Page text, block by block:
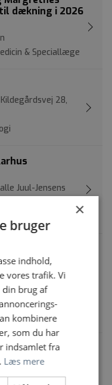
dækning i 2026
& Speciallæge
28,
Juul-Jensens
i
1, 9260
28,
×
bruger
indhold,
vores trafik. Vi
din brug af
kombinere
som du har
indsamlet fra
Læs mere